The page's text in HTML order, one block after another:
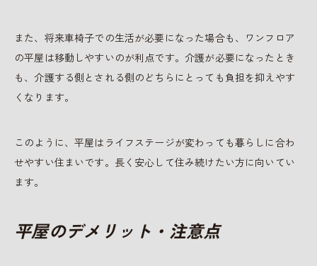
また、将来車椅子での生活が必要になった場合も、ワンフロア
の平屋は移動しやすいのが利点です。介護が必要になったとき
も、介護する側とされる側のどちらにとっても負担を抑えやす
くなります。
このように、平屋はライフステージが変わっても暮らしに合わ
せやすい住まいです。長く安心して住み続けたい方に向いてい
ます。
平屋のデメリット・注意点